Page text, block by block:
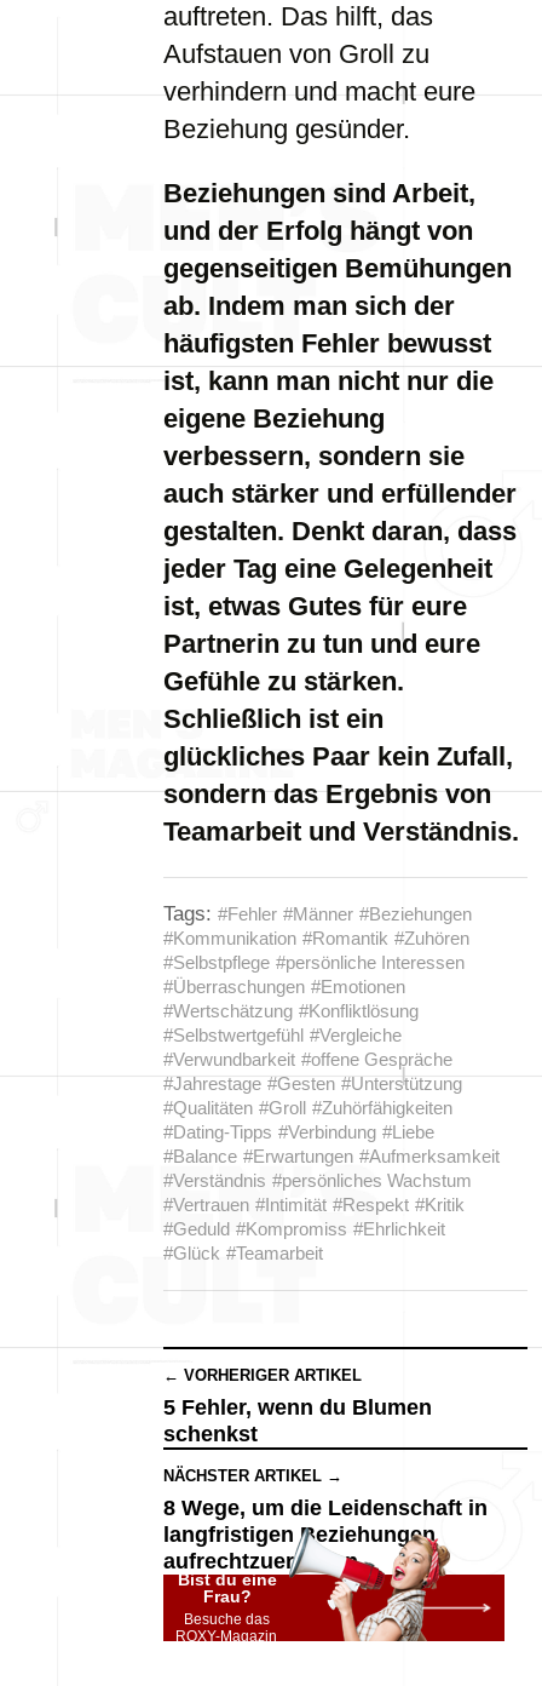
auftreten. Das hilft, das
Aufstauen von Groll zu
verhindern und macht eure
Beziehung gesünder.
Beziehungen sind Arbeit,
und der Erfolg hängt von
gegenseitigen Bemühungen
ab. Indem man sich der
häufigsten Fehler bewusst
ist, kann man nicht nur die
eigene Beziehung
verbessern, sondern sie
auch stärker und erfüllender
gestalten. Denkt daran, dass
jeder Tag eine Gelegenheit
ist, etwas Gutes für eure
Partnerin zu tun und eure
Gefühle zu stärken.
Schließlich ist ein
glückliches Paar kein Zufall,
sondern das Ergebnis von
Teamarbeit und Verständnis.
Tags: #Fehler #Männer #Beziehungen
#Kommunikation #Romantik #Zuhören
#Selbstpflege #persönliche Interessen
#Überraschungen #Emotionen
#Wertschätzung #Konfliktlösung
#Selbstwertgefühl #Vergleiche
#Verwundbarkeit #offene Gespräche
#Jahrestage #Gesten #Unterstützung
#Qualitäten #Groll #Zuhörfähigkeiten
#Dating-Tipps #Verbindung #Liebe
#Balance #Erwartungen #Aufmerksamkeit
#Verständnis #persönliches Wachstum
#Vertrauen #Intimität #Respekt #Kritik
#Geduld #Kompromiss #Ehrlichkeit
#Glück #Teamarbeit
← VORHERIGER ARTIKEL
5 Fehler, wenn du Blumen
schenkst
NÄCHSTER ARTIKEL →
8 Wege, um die Leidenschaft in
langfristigen Beziehungen
aufrechtzuerhalten
Bist du eine
Frau?
Besuche das
ROXY-Magazin